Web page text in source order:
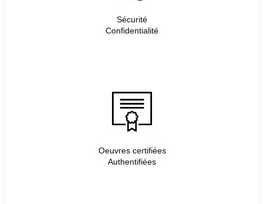
Sécurité
Confidentialité
Oeuvres certifiées
Authentifiées